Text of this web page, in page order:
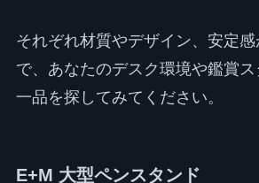
それぞれ材質やデザイン、安定
で、あなたのデスク環境や鑑賞
一品を探してみてください。
E+M 大型ペンスタンド